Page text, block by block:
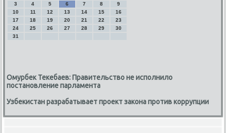
3
4 5 6 7 8
9
10
11 12 13 14 15
16
17
18 19 20 21 22
23
24
25 26 27 28 29
30
31
Омурбек Текебаев: Правительство не исполнило
постановление парламента
Узбекистан разрабатывает проект закона против коррупции